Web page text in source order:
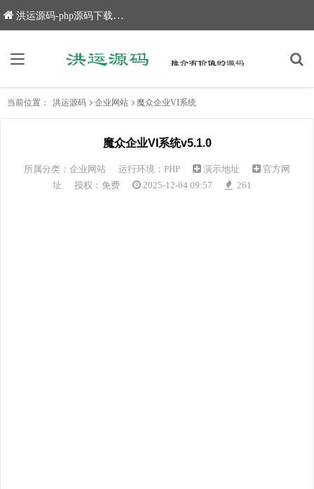
洪运源码-php源码下载,网站源码,网站源码下载
当前位置： 洪运源码 企业网站 魔众企业VI系统
魔众企业VI系统v5.1.0
所属分类： 企业网站 运行环境：PHP 演示地址
官方网
址
授权：免费 2025-12-04 09:57 261